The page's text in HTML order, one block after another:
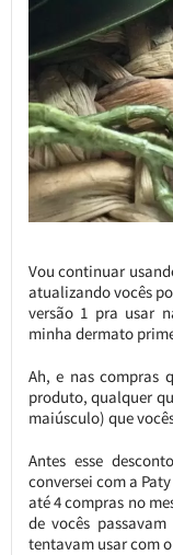
Vou continuar
atualizando vocês
versão 1 pra usar
minha dermato
Ah, e nas compras
produto, qualquer
maiúsculo) que
Antes esse
conversei com a
até 4 compras no
de vocês
tentavam usar com